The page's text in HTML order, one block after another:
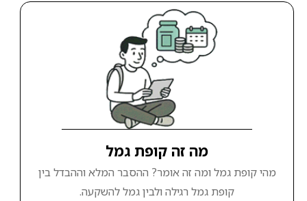
מה זה קופת גמל
מהי קופת גמל ומה זה אומר? ההסבר המלא וההבדל בין
קופת גמל רגילה ולבין גמל להשקעה.